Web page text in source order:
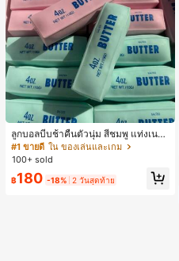
ลูกบอลบีบช้าคืนตัวนุ่ม สีชมพู แท่งเนย
บีบคลายเครียด นุ่มยืดหยุ่น ของเล่นบีบ
4 ออนซ์ ของเล่นเกลือ เหมาะสำหรับขอ
ของขวัญวันเกิด ของขวัญอีสเตอร์ ของ
#1 ขายดี ใน ของเล่นและเกม
100+ sold
฿180 -18% 2 วันสุดท้าย